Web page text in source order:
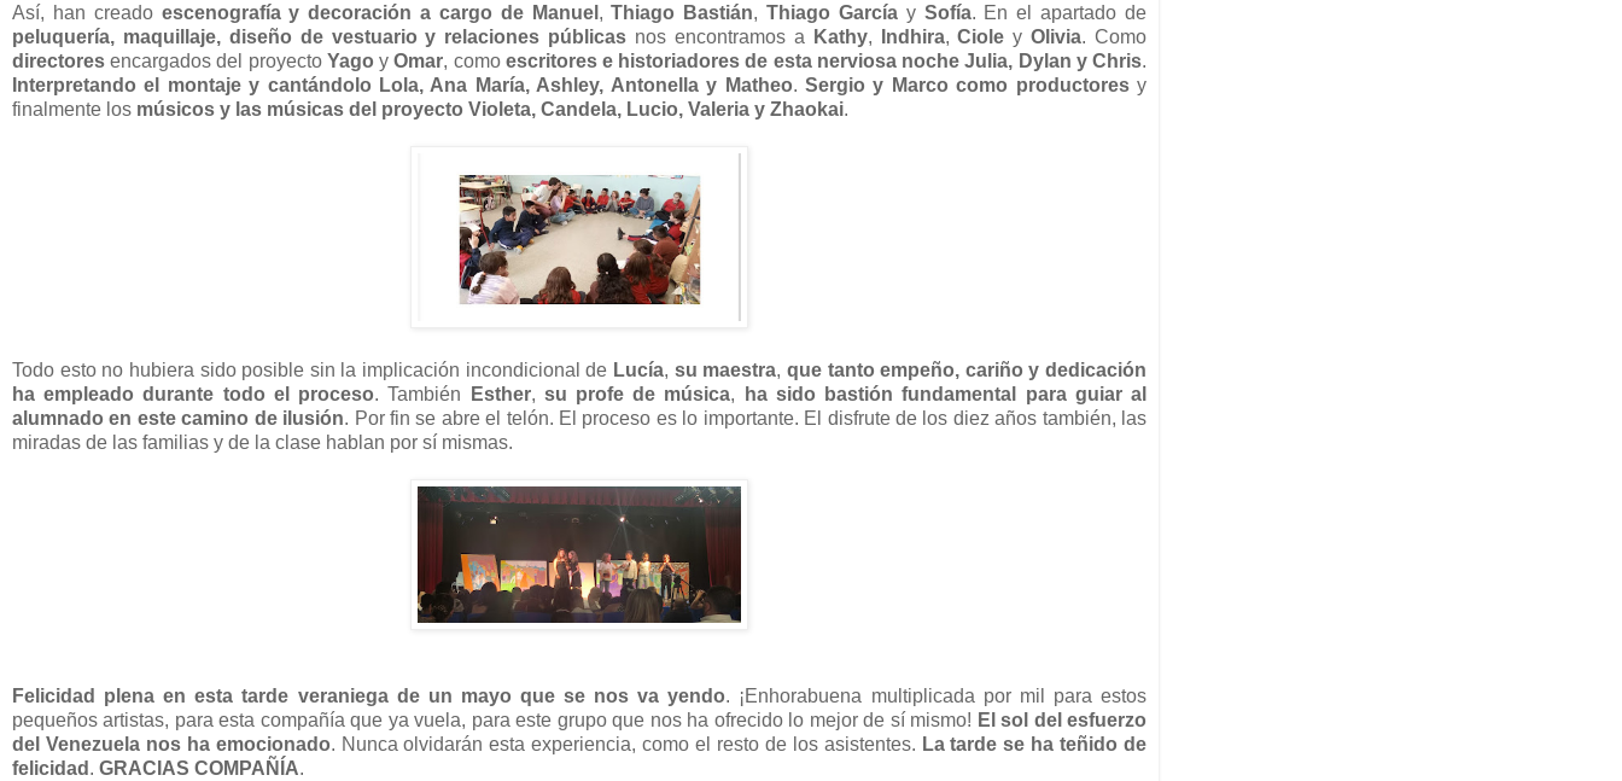
Así, han creado escenografía y decoración a cargo de Manuel ,Thiago Bastián,Thiago Garcíay Sofía. En el apartado de
peluquería, maquillaje, diseño de vestuario y relaciones públicas nos encontramos a Kathy, Indhira,CioleyOlivia. Como
directores encargados del proyecto Yago yOmar, como escritores e historiadores de esta nerviosa noche Julia, Dylan y Chris.
Interpretando el montaje y cantándolo Lola, Ana María, Ashley, Antonella y Matheo. Sergio y Marco como productoresy
finalmente los músicos y las músicas del proyecto Violeta, Candela, Lucio, Valeria y Zhaokai.
Todo esto no hubiera sido posible sin la implicación incondicional de Lucía, su maestra, que tanto empeño, cariño y dedicación
ha empleado durante todo el proceso. También Esther, su profe de música,
ha sido bastión fundamental para guiar al
alumnado en este camino de ilusión. Por fin se abre el telón. El proceso es lo importante. El disfrute de los diez años también, las
miradas de las familias y de la clase hablan por sí mismas.
Felicidad plena en esta tarde veraniega de un mayo que se nos va yendo. ¡Enhorabuena multiplicada por mil para estos
pequeños artistas, para esta compañía que ya vuela, para este grupo que nos ha ofrecido lo mejor de sí mismo! El sol del esfuerzo
del Venezuela nos ha emocionado. Nunca olvidarán esta experiencia, como el resto de los asistentes. La tarde se ha teñido de
felicidad . GRACIAS COMPAÑÍA.